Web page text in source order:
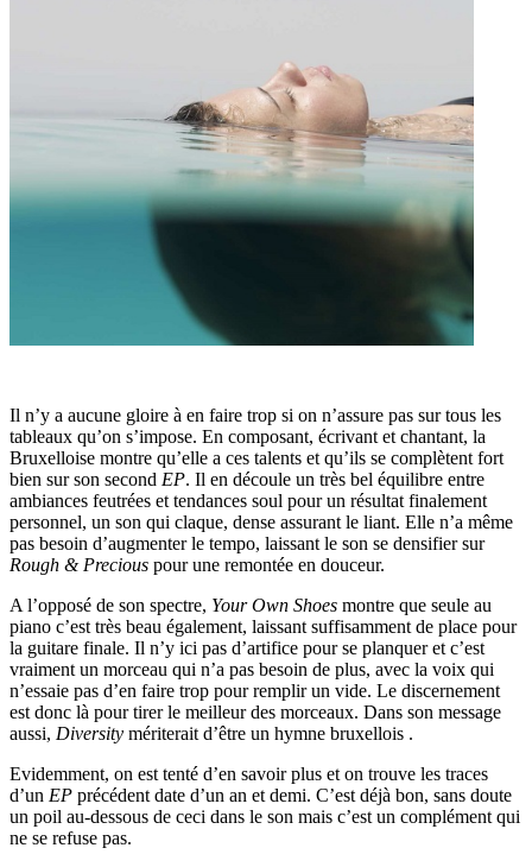
Il n’y a aucune gloire à en faire trop si on n’assure pas sur tous les
tableaux qu’on s’impose. En composant, écrivant et chantant, la
Bruxelloise montre qu’elle a ces talents et qu’ils se complètent fort
bien sur son second EP. Il en découle un très bel équilibre entre
ambiances feutrées et tendances soul pour un résultat finalement
personnel, un son qui claque, dense assurant le liant. Elle n’a même
pas besoin d’augmenter le tempo, laissant le son se densifier sur
Rough & Precious pour une remontée en douceur.
A l’opposé de son spectre, Your Own Shoes montre que seule au
piano c’est très beau également, laissant suffisamment de place pour
la guitare finale. Il n’y ici pas d’artifice pour se planquer et c’est
vraiment un morceau qui n’a pas besoin de plus, avec la voix qui
n’essaie pas d’en faire trop pour remplir un vide. Le discernement
est donc là pour tirer le meilleur des morceaux. Dans son message
aussi, Diversity mériterait d’être un hymne bruxellois .
Evidemment, on est tenté d’en savoir plus et on trouve les traces
d’un EP précédent date d’un an et demi. C’est déjà bon, sans doute
un poil au-dessous de ceci dans le son mais c’est un complément qui
ne se refuse pas.